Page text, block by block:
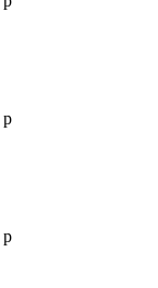
р
р